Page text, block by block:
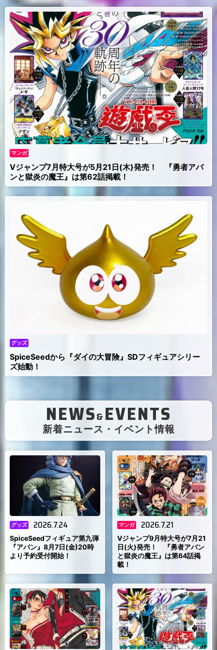
マンガ
Vジャンプ7月特大号が5月21日(木)発売！ 『勇者アバ
ンと獄炎の魔王』は第62話掲載！
グッズ
SpiceSeedから『ダイの大冒険』SDフィギュアシリー
ズ始動！
NEWS&EVENTS
新着ニュース・イベント情報
）
グッズ 2026.7.24
SpiceSeedフィギュア第九弾
『アバン』8月7日(金)20時
より予約受付開始！
マンガ 2026.7.21
Vジャンプ9月特大号が7月21
日(火)発売！ 『勇者アバン
と獄炎の魔王』は第64話掲
載！